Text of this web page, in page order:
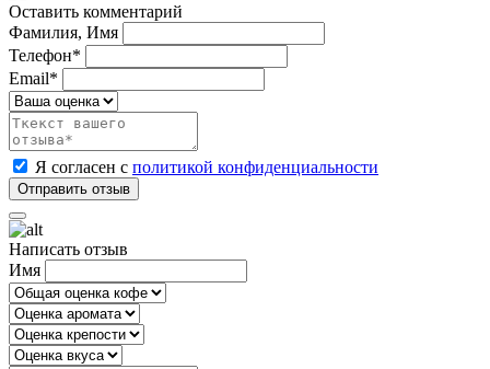
Оставить комментарий
Фамилия, Имя
Телефон*
Email*
Я согласен с политикой конфиденциальности
Написать отзыв
Имя